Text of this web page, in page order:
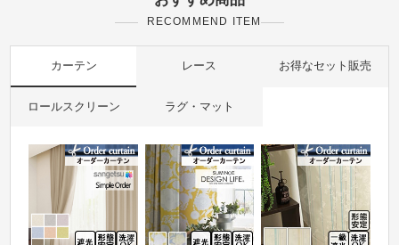
RECOMMEND ITEM
カーテン レース お得なセット販売
ロールスクリーン ラグ・マット